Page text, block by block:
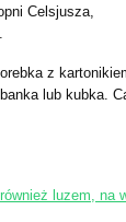
Celsjusza,
z
lub kubka.
luzem, na